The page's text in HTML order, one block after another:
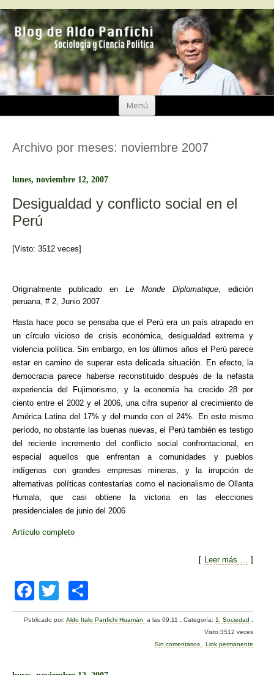
Menú
Ir
Archivo por meses: noviembre 2007
lunes, noviembre 12, 2007
Desigualdad y conflicto social en el
Perú
[Visto: 3512 veces]
Originalmente publicado enLe Monde Diplomatique , edición
peruana, # 2, Junio 2007
Hasta hace poco se pensaba que el Perú era un país atrapado en
un círculo vicioso de crisis económica, desigualdad extrema y
violencia política. Sin embargo, en los últimos años el Perú parece
estar en camino de superar esta delicada situación. En efecto, la
democracia parece haberse reconstituido después de la nefasta
experiencia del Fujimorismo, y la economía ha crecido 28 por
ciento entre el 2002 y el 2006, una cifra superior al crecimiento de
América Latina del 17% y del mundo con el 24%. En este mismo
período, no obstante las buenas nuevas, el Perú también es testigo
del reciente incremento del conflicto social confrontacional, en
especial aquellos que enfrentan a comunidades y pueblos
indígenas con grandes empresas mineras, y la irrupción de
alternativas políticas contestarías como el nacionalismo de Ollanta
Humala, que casi obtiene la victoria en las elecciones
presidenciales de junio del 2006
Artículo completo
[ Leer más … ]
F
a
b
wi
tt
o
m
ar
Publicado por:Aldo Italo Panfichi Huamán a las 09:11 .Categoría: 1. Sociedad
Visto:3512 veces
Sin comentarios
Link permanente